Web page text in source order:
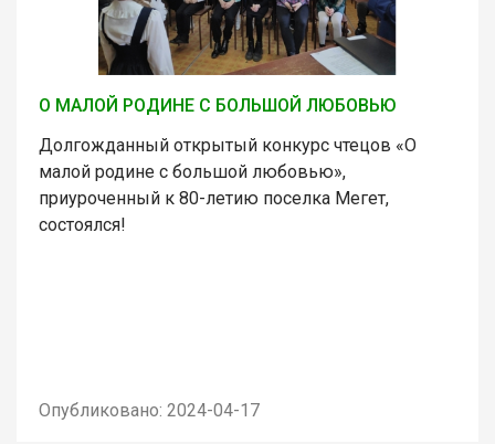
О МАЛОЙ РОДИНЕ С БОЛЬШОЙ ЛЮБОВЬЮ
Долгожданный открытый конкурс чтецов «О
малой родине с большой любовью»,
приуроченный к 80-летию поселка Мегет,
состоялся!
Опубликовано: 2024-04-17